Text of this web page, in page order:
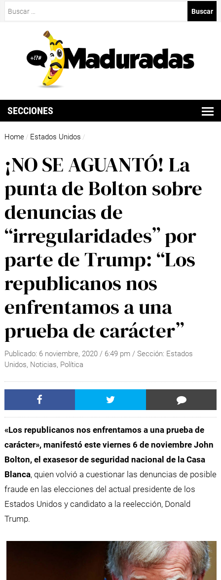
SECCIONES
Home / Estados Unidos /
¡NO SE AGUANTÓ! La
punta de Bolton sobre
denuncias de
“irregularidades” por
parte de Trump: “Los
republicanos nos
enfrentamos a una
prueba de carácter”
Publicado: 6 noviembre, 2020/ 6:49 pm / Sección: Estados
Unidos, Noticias, Política
«Los republicanos nos enfrentamos a una prueba de
carácter», manifestó este viernes 6 de noviembre John
Bolton, el exasesor de seguridad nacional de la Casa
Blanca, quien volvió a cuestionar las denuncias de posible
fraude en las elecciones del actual presidente de los
Estados Unidos y candidato a la reelección, Donald
Trump.